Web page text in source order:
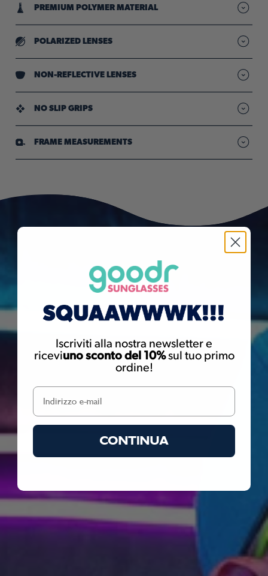
PREMIUM POLYMER MATERIAL
Lightweight frames designed for durability
POLARIZED LENSES
Reduced glare so your vision stays sharp & clear"
NON-REFLECTIVE LENSES
Uniform lens tint for bright light conditions
NO SLIP GRIPS
Provide comfy, all-day hold through sweat & movement
FRAME MEASUREMENTS
goodr sunglasses have metal screws that can potentially expose
cancer. For more information go to www.P65Warnings.ca.gov
Iscriviti alla nostra newsletter e
riceviuno sconto del 10%sul tuo primo
ordine!
CONTINUA